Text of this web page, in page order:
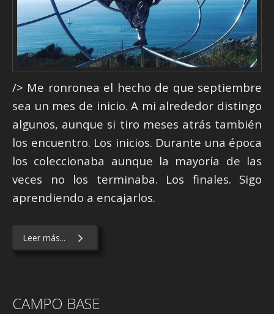
/> Me ronronea el hecho de que septiembre
sea un mes de inicio. A mi alrededor distingo
algunos, aunque si tiro meses atrás también
los encuentro. Los inicios. Durante una época
los coleccionaba aunque la mayoría de las
veces no los terminaba. Los finales. Sigo
aprendiendo a encajarlos.
Leer más...
CAMPO BASE